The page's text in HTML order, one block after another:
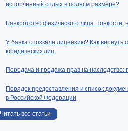
испорченный отдых в полном размере?
Банкротство физического лица:
У банка отозвали лицензию? Как вернуть
юридических лиц.
Передача и продажа прав на наследство:
Порядок предоставления и список
в Российской Федерации
Читать все статьи